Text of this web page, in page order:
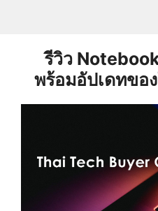
รีวิว
พร้อมอัปเดทขอ